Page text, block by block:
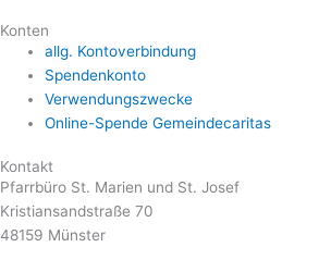
Konten
allg. Kontoverbindung
Spendenkonto
Verwendungszwecke
Online-Spende Gemeindecaritas
Kontakt
Pfarrbüro St. Marien und St. Josef
Kristiansandstraße 70
48159 Münster